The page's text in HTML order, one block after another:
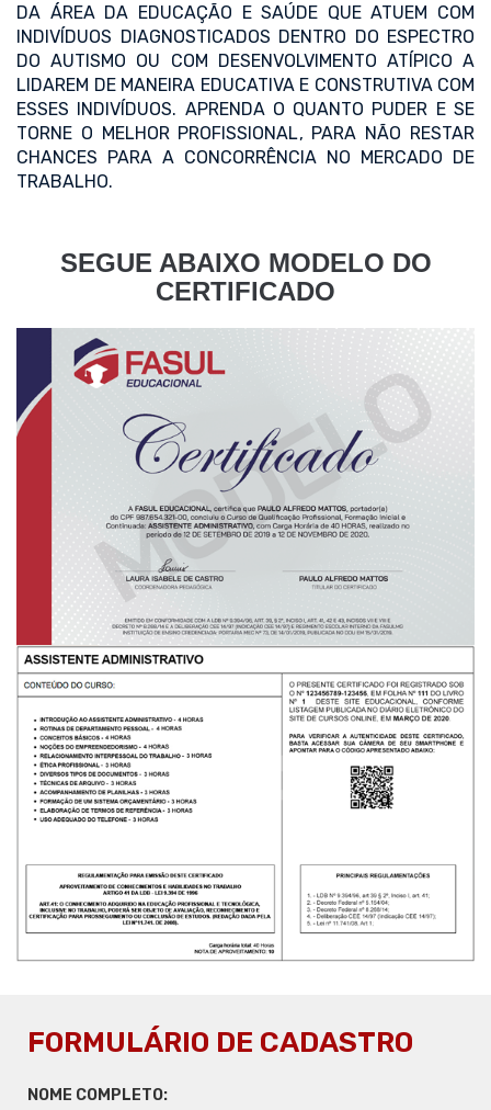
DA ÁREA DA EDUCAÇÃO E SAÚDE QUE ATUEM COM
INDIVÍDUOS DIAGNOSTICADOS DENTRO DO ESPECTRO
DO AUTISMO OU COM DESENVOLVIMENTO ATÍPICO A
LIDAREM DE MANEIRA EDUCATIVA E CONSTRUTIVA COM
ESSES INDIVÍDUOS. APRENDA O QUANTO PUDER E SE
TORNE O MELHOR PROFISSIONAL, PARA NÃO RESTAR
CHANCES PARA A CONCORRÊNCIA NO MERCADO DE
TRABALHO.
SEGUE ABAIXO MODELO DO
CERTIFICADO
FORMULÁRIO DE CADASTRO
NOME COMPLETO: